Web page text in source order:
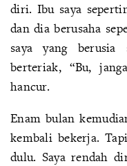
diri. Ibu saya
dan dia berusaha
saya yang berusia
berteriak, “Bu,
hancur.
Enam bulan
kembali bekerja.
dulu. Saya rendah